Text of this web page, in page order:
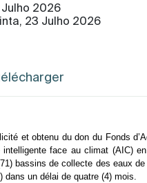
2026
23 Julho 2026
et obtenu du don du Fonds
intelligente face au climat (AIC)
bassins de collecte des eaux
) dans un délai de quatre (4) mois.